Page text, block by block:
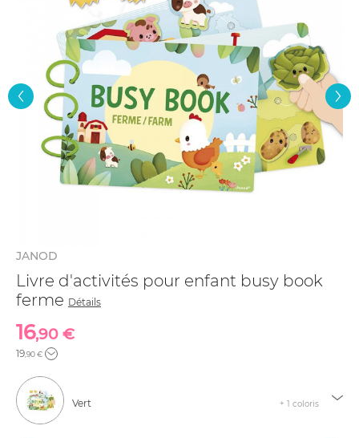
JANOD
Livre d'activités pour enfant busy book
ferme Détails
16,90 €
19,90 €
Vert + 1 coloris